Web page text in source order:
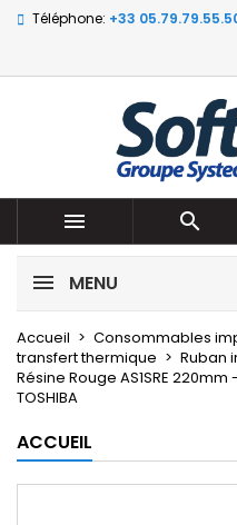
Téléphone: +33
 
MENU
Accueil Consommables
transfert thermique
Ruban
Résine Rouge AS1SRE
TOSHIBA
ACCUEIL